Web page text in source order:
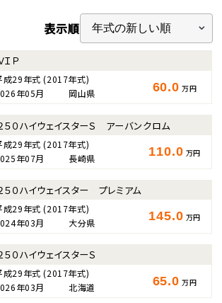
表示順
Ｐ
成29年式(2017年式)
年05月 岡山県 60.0 万円
５０ハイウェイスターＳ アーバンクロム
成29年式(2017年式)
年07月 長崎県 110.0 万円
５０ハイウェイスター プレミアム
成29年式(2017年式)
年03月 大分県 145.0 万円
０ハイウェイスターＳ
成29年式(2017年式)
年03月 北海道 65.0 万円